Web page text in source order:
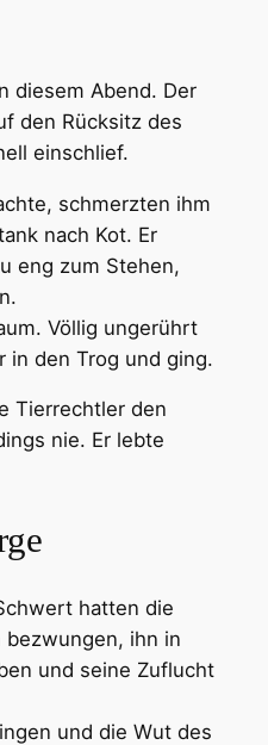
diesem Abend. Der
den Rücksitz des
einschlief.
schmerzten ihm
nach Kot. Er
eng zum Stehen,
Völlig ungerührt
den Trog und ging.
Tierrechtler den
nie. Er lebte
hatten die
bezwungen, ihn in
und seine Zuflucht
und die Wut des